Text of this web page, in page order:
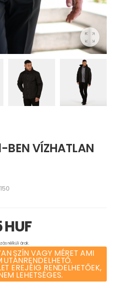
BEN VÍZHATLAN
nélküli árak.
SZÍN VAGY MÉRET AMI
EREJÉIG RENDELHETŐEK,
LEHETSÉGES.